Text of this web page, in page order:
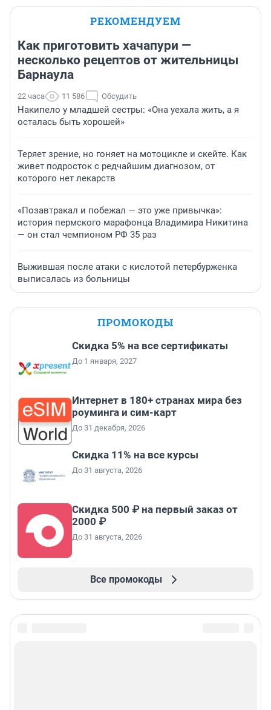
РЕКОМЕНДУЕМ
Как приготовить хачапури —
несколько рецептов от жительницы
Барнаула
22 часа 11 586 Обсудить
Накипело у младшей сестры: «Она уехала жить, а я
осталась быть хорошей»
Теряет зрение, но гоняет на мотоцикле и скейте. Как
живет подросток с редчайшим диагнозом, от
которого нет лекарств
«Позавтракал и побежал — это уже привычка»:
история пермского марафонца Владимира Никитина
— он стал чемпионом РФ 35 раз
Выжившая после атаки с кислотой петербурженка
выписалась из больницы
ПРОМОКОДЫ
Скидка 5% на все сертификаты
До 1 января, 2027
Интернет в 180+ странах мира без
роуминга и сим-карт
До 31 декабря, 2026
Скидка 11% на все курсы
До 31 августа, 2026
Скидка 500 ₽ на первый заказ от
2000 ₽
До 31 августа, 2026
Все промокоды